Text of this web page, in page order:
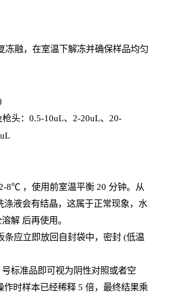
融，在室温下解冻并确保样品均匀
头： 0.5-10uL、 2-20uL、 20-
uL
8℃ ，使用前室温平衡 20 分钟。从
涤液会有结晶，这属于正常现象，水
解 后再使用。
条应立即放回自封袋中，密封(低温
号标准品即可视为阴性对照或者空
作时样本已经稀释5 倍，最终结果乘